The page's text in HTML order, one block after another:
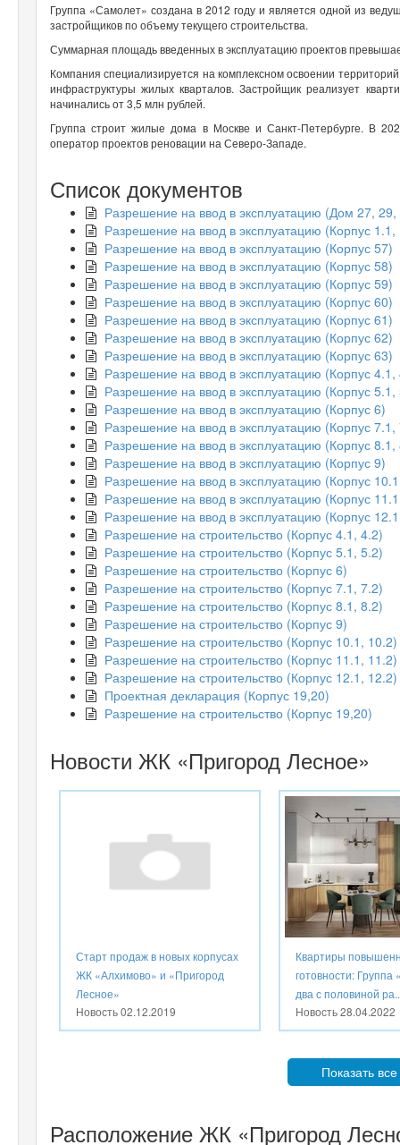
Группа «Самолет» создана в 2012 году и является одной из
застройщиков по объему текущего строительства.
Суммарная площадь введенных в эксплуатацию проектов
Компания специализируется на комплексном освоении
инфраструктуры жилых кварталов. Застройщик реализует
начинались от 3,5 млн рублей.
Группа строит жилые дома в Москве и Санкт-Петербурге. В
оператор проектов реновации на Северо-Западе.
Список документов
Разрешение на ввод в эксплуатацию (Дом 27,
Разрешение на ввод в эксплуатацию (Корпус 1.1,
Разрешение на ввод в эксплуатацию (Корпус 57)
Разрешение на ввод в эксплуатацию (Корпус 58)
Разрешение на ввод в эксплуатацию (Корпус 59)
Разрешение на ввод в эксплуатацию (Корпус 60)
Разрешение на ввод в эксплуатацию (Корпус 61)
Разрешение на ввод в эксплуатацию (Корпус 62)
Разрешение на ввод в эксплуатацию (Корпус 63)
Разрешение на ввод в эксплуатацию (Корпус 4.1,
Разрешение на ввод в эксплуатацию (Корпус 5.1,
Разрешение на ввод в эксплуатацию (Корпус 6)
Разрешение на ввод в эксплуатацию (Корпус 7.1,
Разрешение на ввод в эксплуатацию (Корпус 8.1,
Разрешение на ввод в эксплуатацию (Корпус 9)
Разрешение на ввод в эксплуатацию (Корпус
Разрешение на ввод в эксплуатацию (Корпус
Разрешение на ввод в эксплуатацию (Корпус
Разрешение на строительство (Корпус 4.1, 4.2)
Разрешение на строительство (Корпус 5.1, 5.2)
Разрешение на строительство (Корпус 6)
Разрешение на строительство (Корпус 7.1, 7.2)
Разрешение на строительство (Корпус 8.1, 8.2)
Разрешение на строительство (Корпус 9)
Разрешение на строительство (Корпус 10.1, 10.2)
Разрешение на строительство (Корпус 11.1, 11.2)
Разрешение на строительство (Корпус 12.1, 12.2)
Проектная декларация (Корпус 19,20)
Разрешение на строительство (Корпус 19,20)
Новости ЖК «Пригород Лесное»
Старт продаж в новых корпусах
ЖК «Алхимово» и «Пригород
Лесное»
Новость02.12.2019
Квартиры
готовности: Группа
два с половиной
Новость28.04.2022
Показать
Расположение ЖК «Пригород